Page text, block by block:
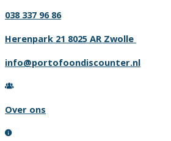
038 337 96 86
Herenpark 21 8025 AR Zwolle
info@portofoondiscounter.nl
Over ons